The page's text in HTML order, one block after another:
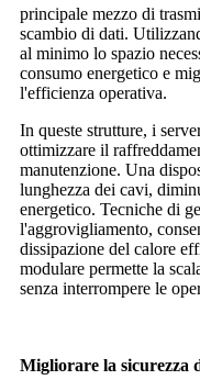
principale mezzo di
scambio di dati.
al minimo lo spazio
consumo energetico e
l'efficienza operativa.
In queste strutture, i
ottimizzare il
manutenzione. Una
lunghezza dei cavi,
energetico. Tecniche di
l'aggrovigliamento,
dissipazione del calore
modulare permette la
senza interrompere le
Migliorare la sicurezza